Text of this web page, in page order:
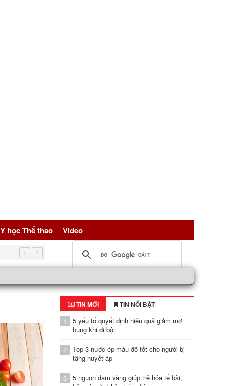
Y học Thể thao Video
5 nguồn đạm vàng giúp trẻ hóa tế bài, bảo vệ sức khỏe toàn
TIN MỚI TIN NỔI BẬT
1
5 yếu tố quyết định hiệu quả giảm mỡ
bụng khi đi bộ
2
Top 3 nước ép màu đỏ tốt cho người bị
tăng huyết áp
3
5 nguồn đạm vàng giúp trẻ hóa tế bài,